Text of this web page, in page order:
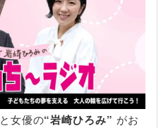
と女優の“岩崎ひろみ” がお